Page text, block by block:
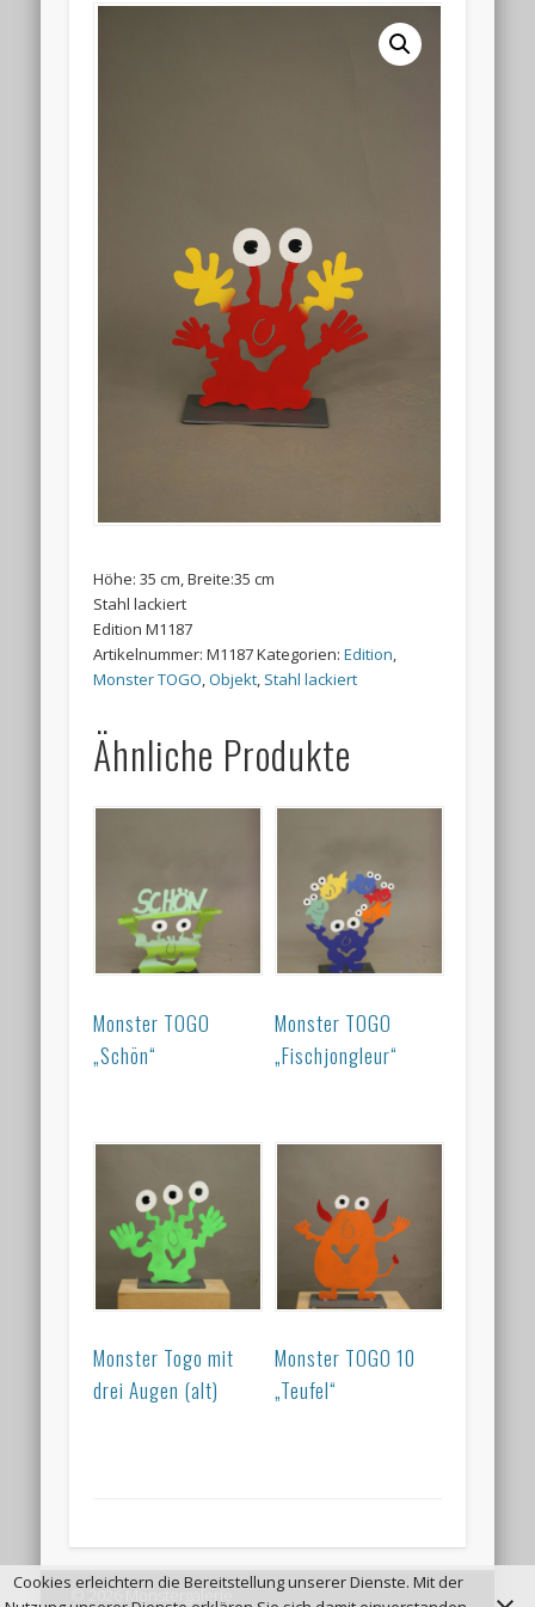
Höhe: 35 cm, Breite:35 cm
Stahl lackiert
Edition M1187
Artikelnummer:M1187Kategorien:Edition,
Monster TOGO,Objekt, Stahl lackiert
Ähnliche Produkte
Monster TOGO
„Schön“
Monster TOGO
„Fischjongleur“
Monster Togo mit
drei Augen (alt)
Monster TOGO 10
„Teufel“
Cookies erleichtern die Bereitstellung unserer Dienste. Mit der